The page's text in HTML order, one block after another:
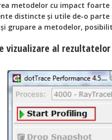
metodelor cu impact foarte
distincte şi utile de-o
grupare a metodelor,
vizualizare al rezultatelor